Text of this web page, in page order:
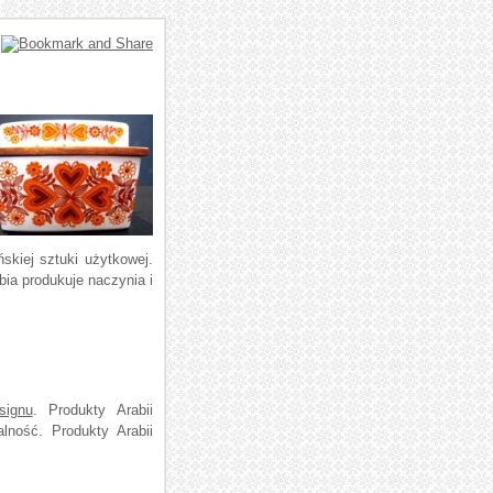
sztuki użytkowej.
produkuje naczynia i
. Produkty Arabii
Produkty Arabii